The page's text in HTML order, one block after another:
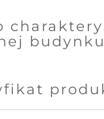
budynku